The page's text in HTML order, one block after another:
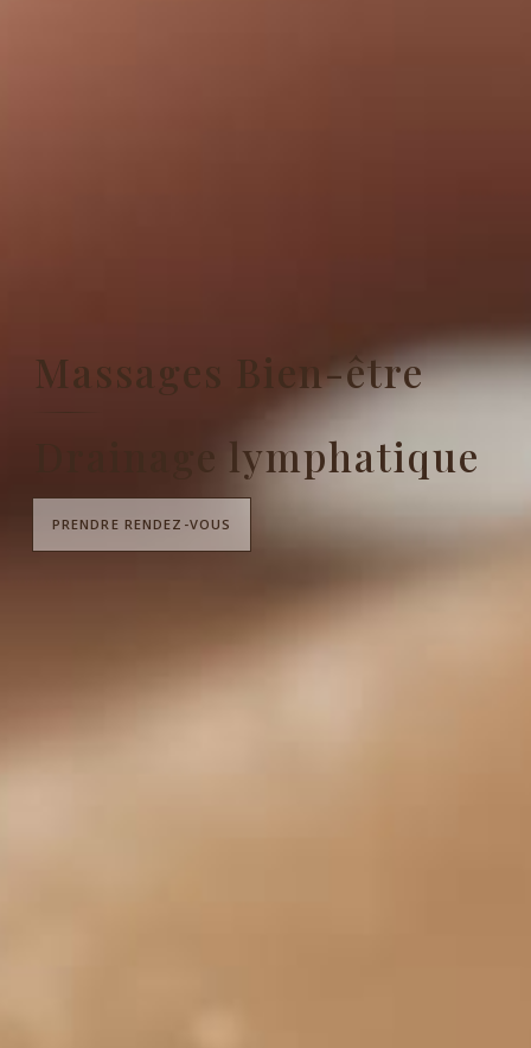
Massages Bien-être
Drainage lymphatique
PRENDRE RENDEZ-VOUS